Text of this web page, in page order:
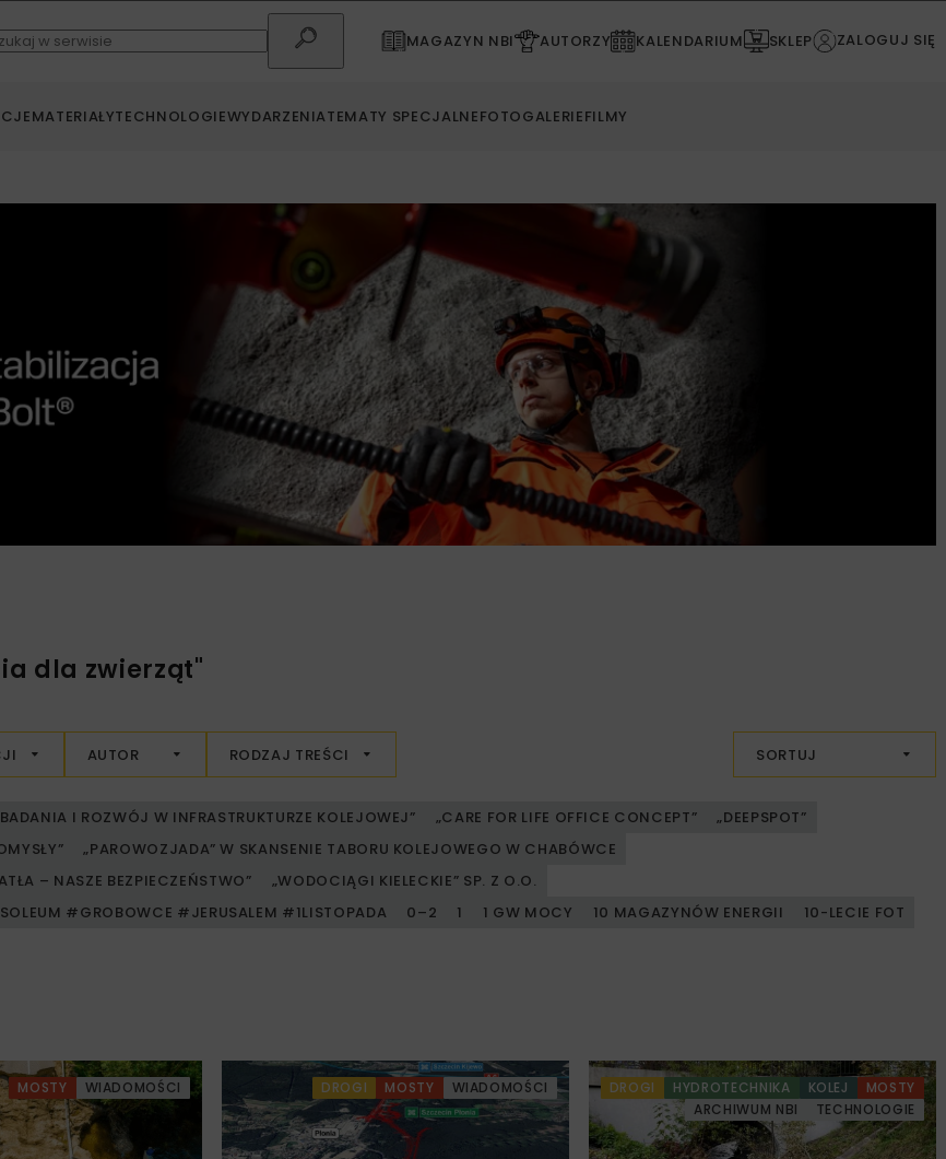
MAGAZYN NBI AUTORZY KALENDARIUM SKLEP ZALOGUJ SIĘ
MATERIAŁYTECHNOLOGIEWYDARZENIATEMATY SPECJALNEFOTOGALERIEFILMY
dla zwierząt"
AUTOR RODZAJ TREŚCI SORTUJ
I ROZWÓJ W INFRASTRUKTURZE KOLEJOWEJ” „CARE FOR LIFE OFFICE CONCEPT”
„DEEPSPOT”
„PAROWOZJADA” W SKANSENIE TABORU KOLEJOWEGO W CHABÓWCE
– NASZE BEZPIECZEŃSTWO”
„WODOCIĄGI KIELECKIE” SP. Z O.O.
#GROBOWCE #JERUSALEM #1LISTOPADA
0–2 1 1 GW MOCY 10 MAGAZYNÓW ENERGII
10-LECIE FOT
MOSTY WIADOMOŚCI DROGI MOSTY WIADOMOŚCI DROGI HYDROTECHNIKA KOLEJ
MOSTY
ARCHIWUM NBI
TECHNOLOGIE